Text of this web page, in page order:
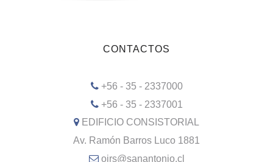
CONTACTOS
+56 - 35 - 2337000
+56 - 35 - 2337001
EDIFICIO CONSISTORIAL
Av. Ramón Barros Luco 1881
oirs@sanantonio.cl